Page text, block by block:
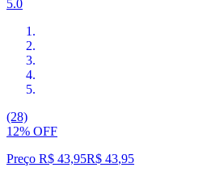
5.0
(28)
12% OFF
Preço R$ 43,95R$ 43,95